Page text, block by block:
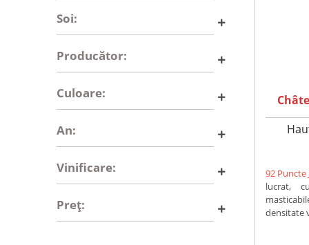
Soi:
Producător:
Culoare:
An:
Vinificare:
Preț:
92 Puncte
lucrat,
densitate